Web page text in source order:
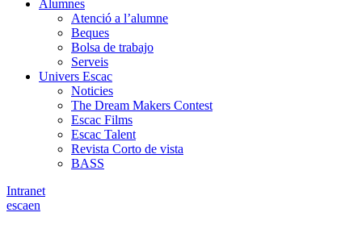
Alumnes
Atenció a l’alumne
Beques
Bolsa de trabajo
Serveis
Univers Escac
Noticies
The Dream Makers Contest
Escac Films
Escac Talent
Revista Corto de vista
BASS
Intranet
escaen